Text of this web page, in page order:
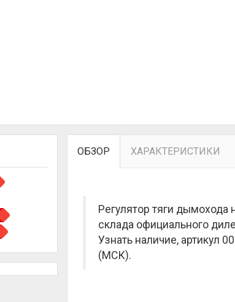
ОБЗОР ХАРАКТЕРИСТИКИ
Регулятор тяги
склада официального
Узнать наличие, артикул
(МСК).